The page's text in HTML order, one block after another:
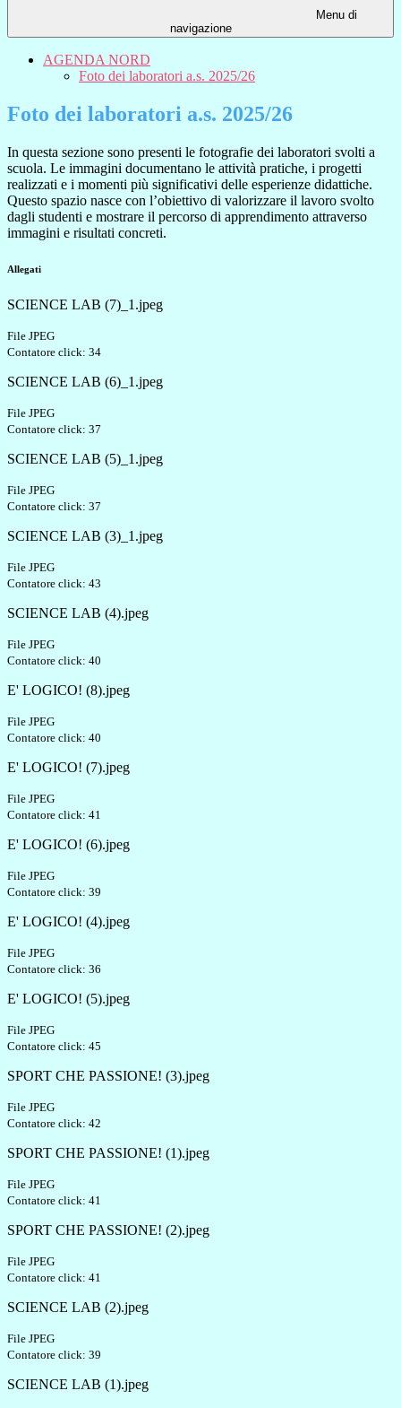
Menu di
navigazione
AGENDA NORD
Foto dei laboratori a.s. 2025/26
Foto dei laboratori a.s. 2025/26
In questa sezione sono presenti le fotografie dei laboratori svolti a
scuola. Le immagini documentano le attività pratiche, i progetti
realizzati e i momenti più significativi delle esperienze didattiche.
Questo spazio nasce con l’obiettivo di valorizzare il lavoro svolto
dagli studenti e mostrare il percorso di apprendimento attraverso
immagini e risultati concreti.
Allegati
SCIENCE LAB (7)_1.jpeg
File JPEG
Contatore click: 34
SCIENCE LAB (6)_1.jpeg
File JPEG
Contatore click: 37
SCIENCE LAB (5)_1.jpeg
File JPEG
Contatore click: 37
SCIENCE LAB (3)_1.jpeg
File JPEG
Contatore click: 43
SCIENCE LAB (4).jpeg
File JPEG
Contatore click: 40
E' LOGICO! (8).jpeg
File JPEG
Contatore click: 40
E' LOGICO! (7).jpeg
File JPEG
Contatore click: 41
E' LOGICO! (6).jpeg
File JPEG
Contatore click: 39
E' LOGICO! (4).jpeg
File JPEG
Contatore click: 36
E' LOGICO! (5).jpeg
File JPEG
Contatore click: 45
SPORT CHE PASSIONE! (3).jpeg
File JPEG
Contatore click: 42
SPORT CHE PASSIONE! (1).jpeg
File JPEG
Contatore click: 41
SPORT CHE PASSIONE! (2).jpeg
File JPEG
Contatore click: 41
SCIENCE LAB (2).jpeg
File JPEG
Contatore click: 39
SCIENCE LAB (1).jpeg